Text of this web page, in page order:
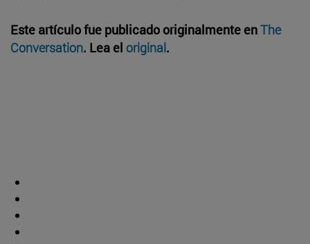
Este artículo fue publicado originalmente enThe
Conversation. Lea el original.